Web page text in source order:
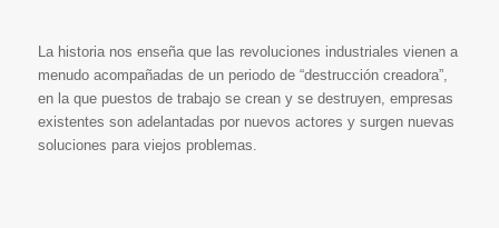
La historia nos enseña que las revoluciones industriales vienen a
menudo acompañadas de un periodo de “destrucción creadora”,
en la que puestos de trabajo se crean y se destruyen, empresas
existentes son adelantadas por nuevos actores y surgen nuevas
soluciones para viejos problemas.